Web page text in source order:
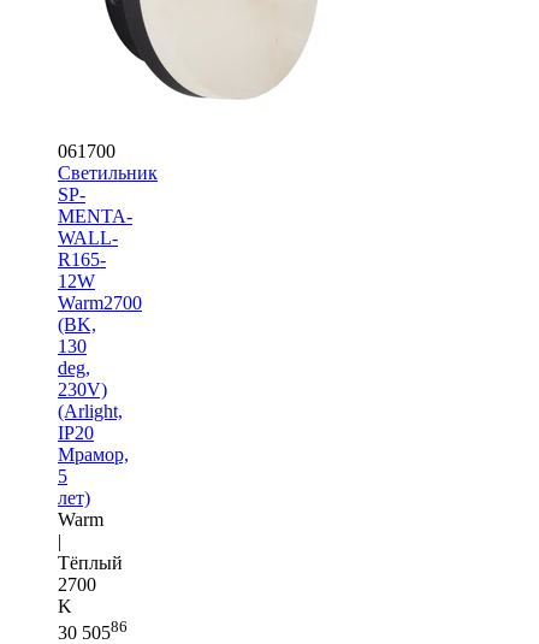
061700
Светильник
SP-
MENTA-
WALL-
R165-
12W
Warm2700
(BK,
130
deg,
230V)
(Arlight,
IP20
Мрамор,
5
лет)
Warm
|
Тёплый
2700
K
30 50586